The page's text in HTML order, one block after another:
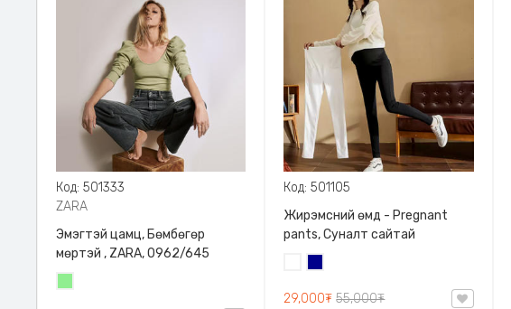
Код: 501333
ZARA
Эмэгтэй цамц, Бөмбөгөр
мөртэй , ZARA, 0962/645
Код: 501105
Жирэмсний өмд - Pregnant
pants, Суналт сайтай
29,000₮55,000₮